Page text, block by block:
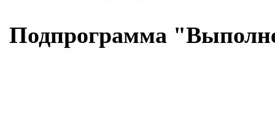
Подпрограмма